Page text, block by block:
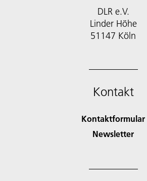
DLR e.V.
Linder Höhe
51147 Köln
Kontakt
Kontaktformular
Newsletter